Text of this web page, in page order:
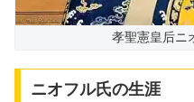
孝聖憲皇后ニ
ニオフル氏の生涯